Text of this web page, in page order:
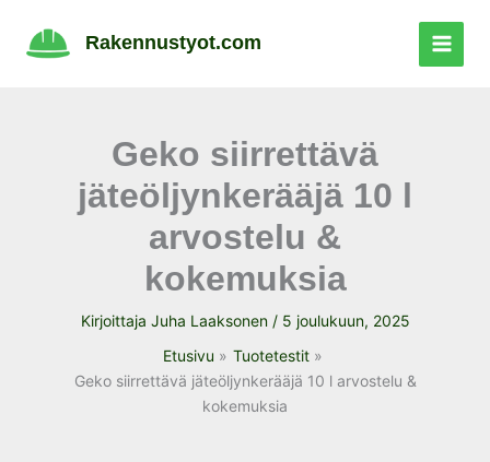
sisältöön
Rakennustyot.com
Geko siirrettävä
jäteöljynkerääjä 10 l
arvostelu &
kokemuksia
Kirjoittaja Juha Laaksonen / 5 joulukuun, 2025
Etusivu
Tuotetestit
Geko siirrettävä jäteöljynkerääjä 10 l arvostelu &
kokemuksia